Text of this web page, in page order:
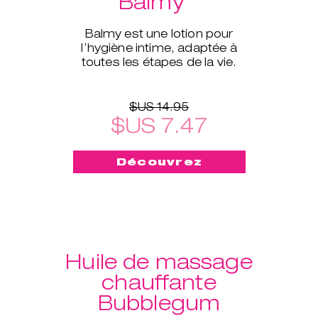
Balmy est une lotion pour
l’hygiène intime, adaptée à
toutes les étapes de la vie.
$US 14.95
$US 7.47
Découvrez
Huile de massage
chauffante
Bubblegum